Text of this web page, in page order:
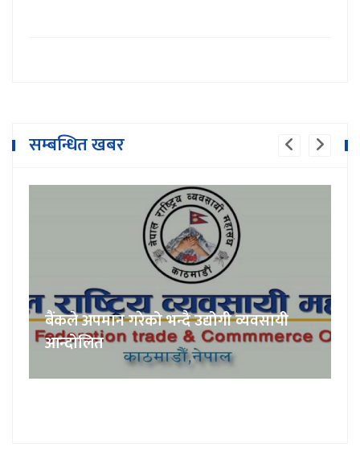
सम्बन्धित खबर
बैंकले अपमान गरेको भन्दै उद्योगी व्यवसायी
आन्दोलित